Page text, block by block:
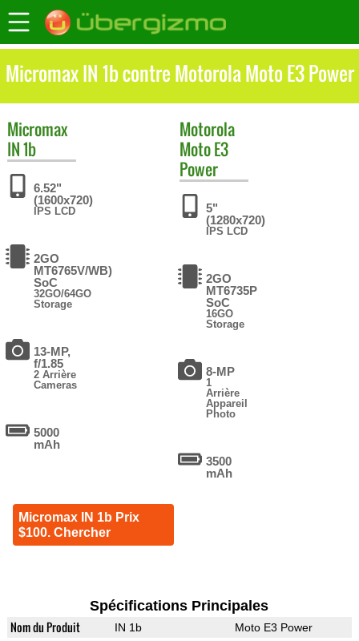
Micromax IN 1b contre Motorola Moto E3 Power
Micromax
IN 1b
6.52"
(1600x720)
IPS LCD
2GO
MT6765V/WB)
SoC
32GO/64GO
Storage
13-MP,
f/1.85
2 Arrière
Cameras
5000
mAh
Micromax IN 1b Prix
$100. Chercher
Motorola
Moto E3
Power
5"
(1280x720)
IPS LCD
2GO
MT6735P
SoC
16GO
Storage
8-MP
1
Arrière
Appareil
Photo
3500
mAh
Spécifications Principales
Nom du Produit IN 1b Moto E3 Power